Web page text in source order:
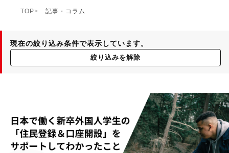
TOP 記事・コラム
現在の絞り込み条件で表示しています。
絞り込みを解除